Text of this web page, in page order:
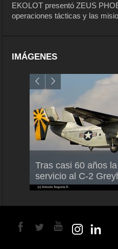
EKOLOT presentó ZEUS
operaciones tácticas y las
IMÁGENES
Tras casi 60 años
servicio al C-2
Air France-KLM
Mallet como nuevo
para América Latina